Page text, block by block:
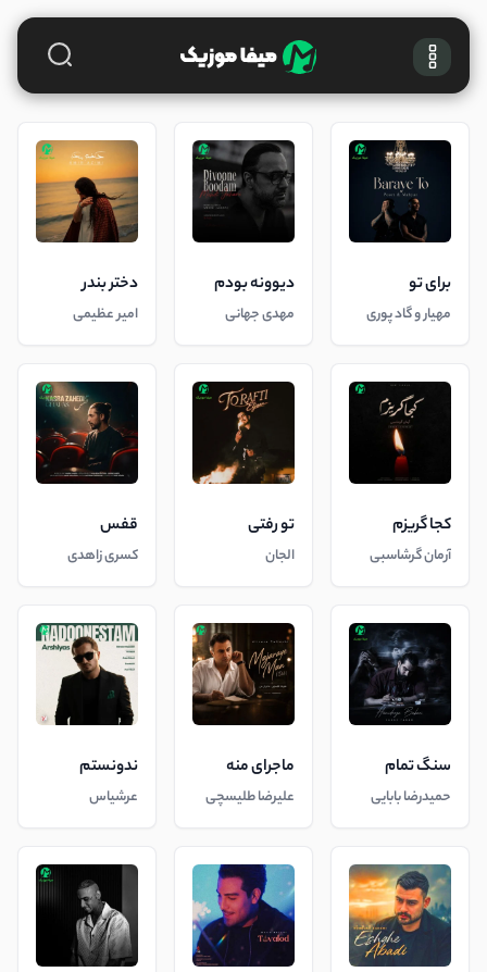
برای تو
مهیار و گاد پوری
دیوونه بودم
مهدی جهانی
دختر بندر
امیر عظیمی
کجا گریزم
آرمان گرشاسبی
تو رفتی
الجان
قفس
کسری زاهدی
سنگ تمام
حمیدرضا بابایی
ماجرای منه
علیرضا طلیسچی
ندونستم
عرشیاس